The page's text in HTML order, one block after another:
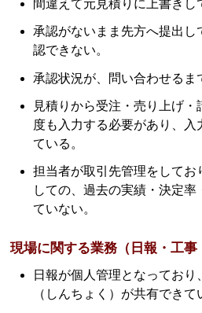
間違えて元見積りに上書きし
承認がないまま先方へ提出し
認できない。
承認状況が、問い合わせるま
見積りから受注・売り上げ
度も入力する必要があり、入
ている。
担当者が取引先管理をしてお
しての、過去の実績・決定率
ていない。
現場に関する業務（日報・工事
日報が個人管理となってお
（しんちょく）が共有できて